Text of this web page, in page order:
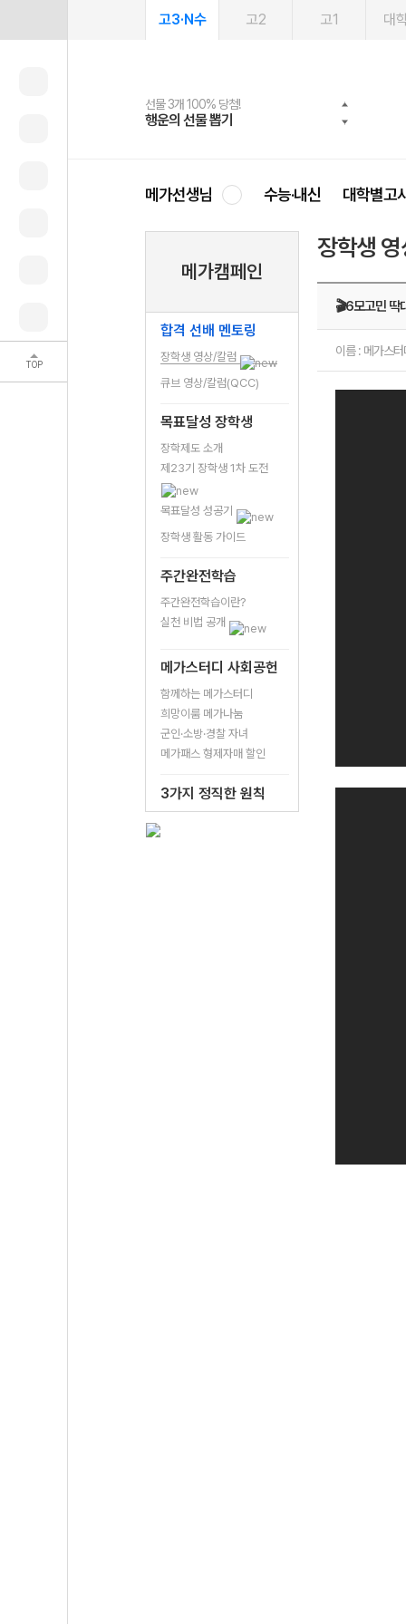
TOP
고3·N수 고2 고1 대
선물 3개 100% 당첨!
행운의 선물 뽑기
선물 100% 증정!
메가스터디 X 올리브
여름방학 스터디 캐시백
메가런 썸머스쿨
2027 러셀 단과
강사 공개선발
스마트러닝앱
설문 EVENT
메가패스
3일 무료 체험권
메가패스 수강생 무료혜택!
메가클럽 멤버십
사회공헌 캠페인
희망이룸 메가나눔
메가선생님 수능·내신 대학별고
메가캠페인
합격 선배 멘토링
장학생 영상/칼럼
큐브 영상/칼럼(QCC)
목표달성 장학생
장학제도 소개
제23기 장학생 1차 도전
목표달성 성공기
장학생 활동 가이드
주간완전학습
주간완전학습이란?
실천 비법 공개
메가스터디 사회공헌
함께하는 메가스터디
희망이룸 메가나눔
군인·소방·경찰 자녀
메가패스 형제자매 할인
3가지 정직한 원칙
장학생
🎬6모고민 딱
이름 : 메가스